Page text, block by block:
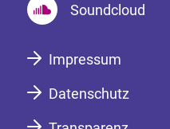
Soundcloud
Impressum
Datenschutz